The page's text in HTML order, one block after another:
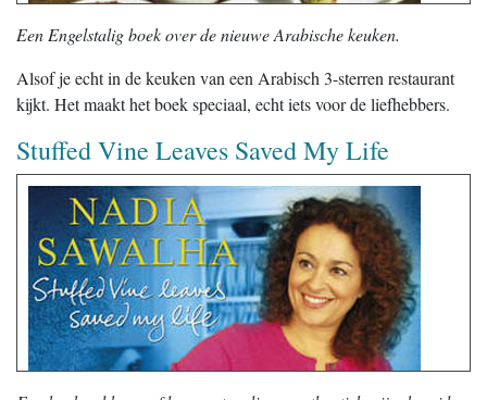
Een Engelstalig boek over de nieuwe Arabische keuken.
Alsof je echt in de keuken van een Arabisch 3-sterren restaurant
kijkt. Het maakt het boek speciaal, echt iets voor de liefhebbers.
Stuffed Vine Leaves Saved My Life